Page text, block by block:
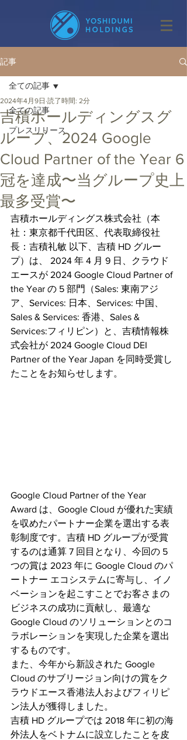
記事
全ての記事
プレスリリース
全ての記事
吉積ホールディングスグ
ループ、2024 Google
Cloud Partner of the Year 6
冠を達成〜当グループ史上
最多受賞〜
2024年4月9日 読了時間: 2分
吉積ホールディングス株式会社（本
社：東京都千代田区、代表取締役社
長：吉積礼敏 以下、吉積 HD グルー
プ）は、 2024 年 4 月 9 日、クラウド
エースが 2024 Google Cloud Partner of
the Year の 5 部門（Sales: 東南アジ
ア、Services: 日本、Services: 中国、
Sales & Services: 香港、Sales &
Services:フィリピン）と、吉積情報株
式会社が 2024 Google Cloud DEI
Partner of the Year Japan を同時受賞し
たことをお知らせします。
Google Cloud Partner of the Year
Award は、Google Cloud が優れた実績
を収めたパートナー企業を選出する表
彰制度です。吉積 HD グループが受賞
するのは通算 7 回目となり、今回の 5
つの賞は 2023 年に Google Cloud のパ
ートナー エコシステムに寄与し、イノ
ベーションを起こすことでお客さまの
ビジネスの成功に貢献し、最適な
Google Cloud のソリューションとのコ
ラボレーションを実現した企業を選出
するものです。
また、今年から新設された Google
Cloud のサブリージョン向けの賞をク
ラウドエース香港法人およびフィリピ
ン法人が獲得しました。
吉積 HD グループでは 2018 年に初の海
外法人をベトナムに設立したことを皮